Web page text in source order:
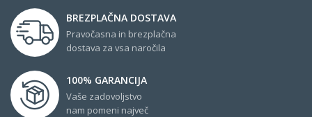
BREZPLAČNA DOSTAVA
Pravočasna in brezplačna
dostava za vsa naročila
100% GARANCIJA
Vaše zadovoljstvo
nam pomeni največ